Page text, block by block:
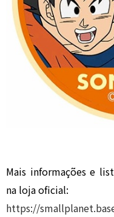
Mais informações e
na loja oficial:
https://